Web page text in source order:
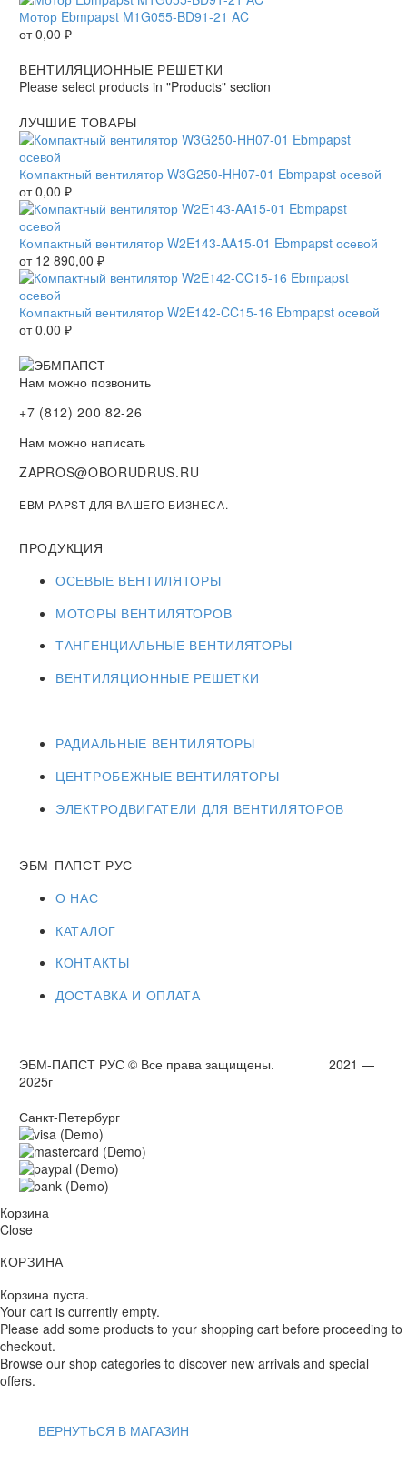
Мотор Ebmpapst M1G055-BD91-21 AC
от0,00 ₽
ВЕНТИЛЯЦИОННЫЕ РЕШЕТКИ
Please select products in "Products" section
ЛУЧШИЕ ТОВАРЫ
Компактный вентилятор W3G250-HH07-01 Ebmpapst осевой
от0,00 ₽
Компактный вентилятор W2E143-AA15-01 Ebmpapst осевой
от 12 890,00 ₽
Компактный вентилятор W2E142-CC15-16 Ebmpapst осевой
от0,00 ₽
Нам можно позвонить
+7 (812) 200 82-26
Нам можно написать
ZAPROS@OBORUDRUS.RU
EBM-PAPST ДЛЯ ВАШЕГО БИЗНЕСА.
ПРОДУКЦИЯ
ОСЕВЫЕ ВЕНТИЛЯТОРЫ
МОТОРЫ ВЕНТИЛЯТОРОВ
ТАНГЕНЦИАЛЬНЫЕ ВЕНТИЛЯТОРЫ
ВЕНТИЛЯЦИОННЫЕ РЕШЕТКИ
РАДИАЛЬНЫЕ ВЕНТИЛЯТОРЫ
ЦЕНТРОБЕЖНЫЕ ВЕНТИЛЯТОРЫ
ЭЛЕКТРОДВИГАТЕЛИ ДЛЯ ВЕНТИЛЯТОРОВ
ЭБМ-ПАПСТ РУС
О НАС
КАТАЛОГ
КОНТАКТЫ
ДОСТАВКА И ОПЛАТА
ЭБМ-ПАПСТ РУС © Все права защищены. 2021 —
2025г
Санкт-Петербург
Корзина
Close
КОРЗИНА
Корзина пуста.
Your cart is currently empty.
Please add some products to your shopping cart before proceeding to
checkout.
Browse our shop categories to discover new arrivals and special
offers.
ВЕРНУТЬСЯ В МАГАЗИН